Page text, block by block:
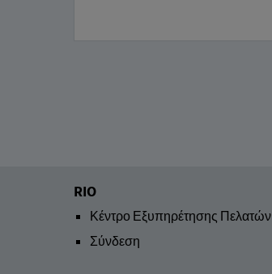
RIO
Κέντρο Εξυπηρέτησης Πελατών
Σύνδεση